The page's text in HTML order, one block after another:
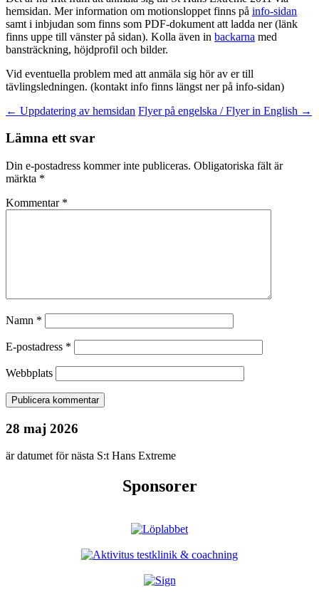
hemsidan. Mer information om motionsloppet finns på info-sidan
samt i inbjudan som finns som PDF-dokument att ladda ner (länk
finns uppe till vänster på sidan). Kolla även in backarna med
bansträckning, höjdprofil och bilder.
Vid eventuella problem med att anmäla sig hör av er till
tävlingsledningen. (kontakt info finns längst ner på info-sidan)
Inläggsnavigering
← Uppdatering av hemsidan Flyer på engelska / Flyer in English →
Lämna ett svar
Din e-postadress kommer inte publiceras. Obligatoriska fält är
märkta *
Kommentar *
Namn *
E-postadress *
Webbplats
28 maj 2026
är datumet för nästa S:t Hans Extreme
Sponsorer